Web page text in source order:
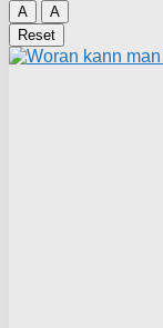
A
A
Reset